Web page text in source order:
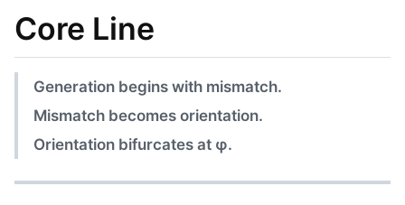
Core Line
Generation begins with mismatch.
Mismatch becomes orientation.
Orientation bifurcates at φ.